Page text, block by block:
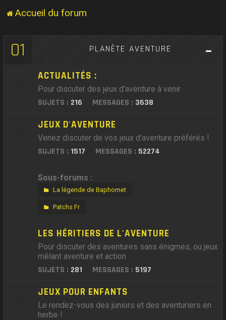
Accueil du forum
01 PLANÈTE AVENTURE
ACTUALITÉS :
Pour discuter des jeux d'aventure à venir
SUJETS : 216 MESSAGES : 3638
JEUX D'AVENTURE
Venez discuter de vos jeux d'aventure préférés !
SUJETS : 1517 MESSAGES : 52274
Sous-forums :
La légende de Baphomet
Patchs Fr
LES HÉRITIERS DE L'AVENTURE
Pour discuter des aventures sans énigmes, ou jeux
mêlant aventure et action
SUJETS : 281 MESSAGES : 5197
JEUX POUR ENFANTS
Le rendez-vous des juniors et des aventuriers en
herbe !